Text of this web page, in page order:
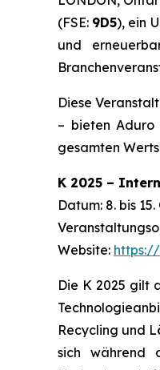
(FSE: 9D5), ein
und
Diese
– bieten Aduro
gesamten
K 2025 –
Datum: 8. bis
Website:
Die K 2025 gilt
Recycling und
sich während